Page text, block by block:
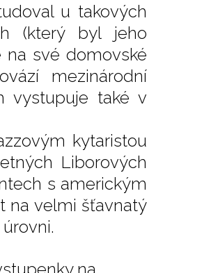
u takových
(který byl jeho
na své domovské
mezinárodní
vystupuje také v
kytaristou
Liborových
s americkým
na velmi šťavnatý
na